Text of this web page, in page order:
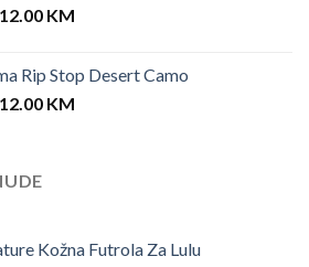
Original
KM.
12.00 KMCurrent
12.00 KM.
Rip Stop Desert Camo
Original
25.00 KM.
12.00 KMCurrent
Kožna Futrola Za Lulu